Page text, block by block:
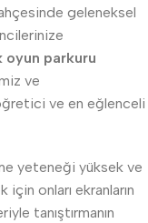
geleneksel
oyun parkuru
ve
ve en eğlenceli
yeteneği yüksek ve
onları ekranların
tanıştırmanın